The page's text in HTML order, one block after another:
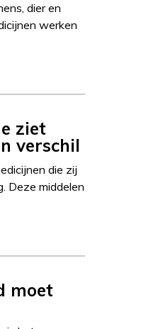
dier en
werken
ziet
verschil
die zij
Deze middelen
moet